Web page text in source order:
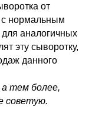
от
с нормальным
аналогичных
эту сыворотку,
данного
тем более,
советую.